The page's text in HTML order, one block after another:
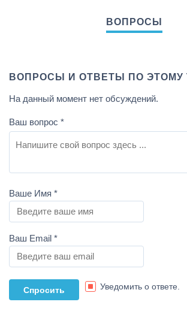
ВОПРОСЫ И ОТВЕТЫ ПО ЭТОМУ
На данный момент нет обсуждений.
Ваш вопрос *
Ваше Имя *
Ваш Email *
Уведомить о ответе.